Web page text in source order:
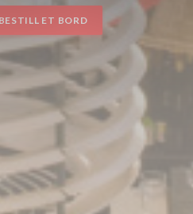
BESTILL ET BORD